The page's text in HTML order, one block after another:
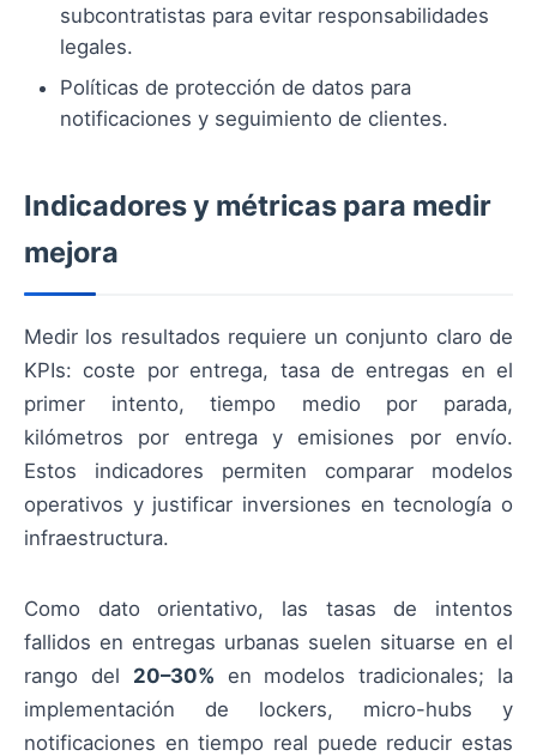
subcontratistas para evitar responsabilidades
legales.
Políticas de protección de datos para
notificaciones y seguimiento de clientes.
Indicadores y métricas para medir
mejora
Medir los resultados requiere un conjunto claro de
KPIs: coste por entrega, tasa de entregas en el
primer intento, tiempo medio por parada,
kilómetros por entrega y emisiones por envío.
Estos indicadores permiten comparar modelos
operativos y justificar inversiones en tecnología o
infraestructura.
Como dato orientativo, las tasas de intentos
fallidos en entregas urbanas suelen situarse en el
rango del 20–30% en modelos tradicionales; la
implementación de lockers, micro-hubs y
notificaciones en tiempo real puede reducir estas